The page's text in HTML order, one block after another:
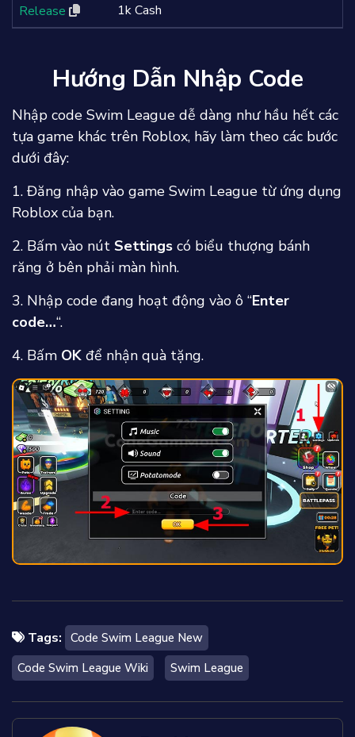
Release
1k Cash
Hướng Dẫn Nhập Code
Nhập code Swim League dễ dàng như hầu hết các
tựa game khác trên Roblox, hãy làm theo các bước
dưới đây:
1. Đăng nhập vào game Swim League từ ứng dụng
Roblox của bạn.
2. Bấm vào nút Settings có biểu thượng bánh
răng ở bên phải màn hình.
3. Nhập code đang hoạt động vào ô “Enter
code…“.
4. Bấm OK để nhận quà tặng.
Tags: Code Swim League New
Code Swim League Wiki
Swim League